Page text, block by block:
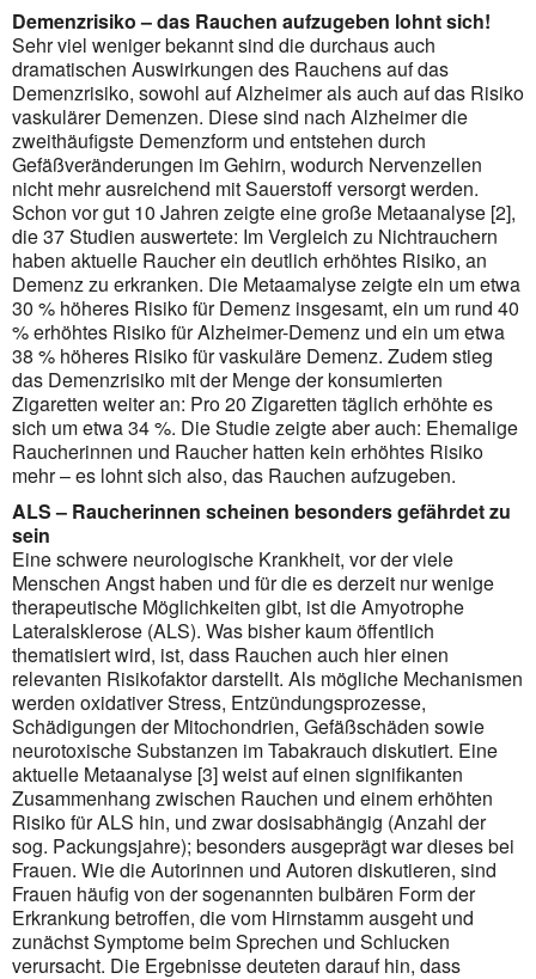
Demenzrisiko – das Rauchen aufzugeben lohnt sich!
Sehr viel weniger bekannt sind die durchaus auch
dramatischen Auswirkungen des Rauchens auf das
Demenzrisiko, sowohl auf Alzheimer als auch auf das Risiko
vaskulärer Demenzen. Diese sind nach Alzheimer die
zweithäufigste Demenzform und entstehen durch
Gefäßveränderungen im Gehirn, wodurch Nervenzellen
nicht mehr ausreichend mit Sauerstoff versorgt werden.
Schon vor gut 10 Jahren zeigte eine große Metaanalyse [2],
die 37 Studien auswertete: Im Vergleich zu Nichtrauchern
haben aktuelle Raucher ein deutlich erhöhtes Risiko, an
Demenz zu erkranken. Die Metaamalyse zeigte ein um etwa
30 % höheres Risiko für Demenz insgesamt, ein um rund 40
% erhöhtes Risiko für Alzheimer-Demenz und ein um etwa
38 % höheres Risiko für vaskuläre Demenz. Zudem stieg
das Demenzrisiko mit der Menge der konsumierten
Zigaretten weiter an: Pro 20 Zigaretten täglich erhöhte es
sich um etwa 34 %. Die Studie zeigte aber auch: Ehemalige
Raucherinnen und Raucher hatten kein erhöhtes Risiko
mehr – es lohnt sich also, das Rauchen aufzugeben.
ALS – Raucherinnen scheinen besonders gefährdet zu
sein
Eine schwere neurologische Krankheit, vor der viele
Menschen Angst haben und für die es derzeit nur wenige
therapeutische Möglichkeiten gibt, ist die Amyotrophe
Lateralsklerose (ALS). Was bisher kaum öffentlich
thematisiert wird, ist, dass Rauchen auch hier einen
relevanten Risikofaktor darstellt. Als mögliche Mechanismen
werden oxidativer Stress, Entzündungsprozesse,
Schädigungen der Mitochondrien, Gefäßschäden sowie
neurotoxische Substanzen im Tabakrauch diskutiert. Eine
aktuelle Metaanalyse [3] weist auf einen signifikanten
Zusammenhang zwischen Rauchen und einem erhöhten
Risiko für ALS hin, und zwar dosisabhängig (Anzahl der
sog. Packungsjahre); besonders ausgeprägt war dieses bei
Frauen. Wie die Autorinnen und Autoren diskutieren, sind
Frauen häufig von der sogenannten bulbären Form der
Erkrankung betroffen, die vom Hirnstamm ausgeht und
zunächst Symptome beim Sprechen und Schlucken
verursacht. Die Ergebnisse deuteten darauf hin, dass